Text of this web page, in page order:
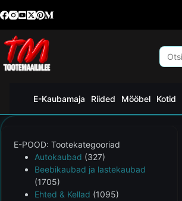
E-Kaubamaja Riided Mööbel Kotid
E-POOD: Tootekategooriad
Autokaubad (327)
Beebikaubad ja lastekaubad
(1705)
Ehted & Kellad (1095)